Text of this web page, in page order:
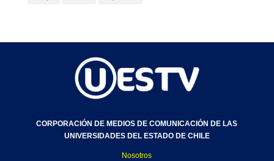
CORPORACIÓN DE MEDIOS DE COMUNICACIÓN DE LAS
UNIVERSIDADES DEL ESTADO DE CHILE
Nosotros